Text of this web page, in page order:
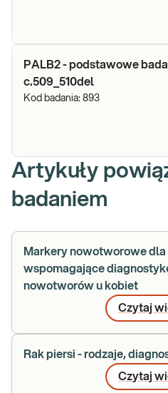
PALB2 - podstawowe
c.509_510del
Kod badania: 893
Artykuły
badaniem
Markery nowotworowe
wspomagające
nowotworów u kobiet
Czytaj
Rak piersi - rodzaje,
Czytaj